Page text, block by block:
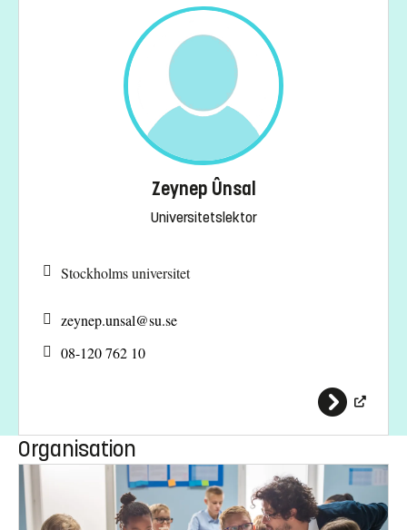
Zeynep Ûnsal
Universitetslektor
Stockholms universitet
zeynep.unsal@su.se
08-120 762 10
Organisation